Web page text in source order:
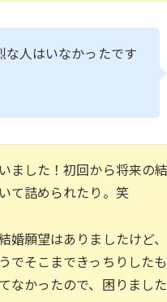
な人はいなかったです
いました！初回から将来の
いて詰められたり。笑
婚願望はありましたけど
うでそこまできっちりした
てなかったので、困りました